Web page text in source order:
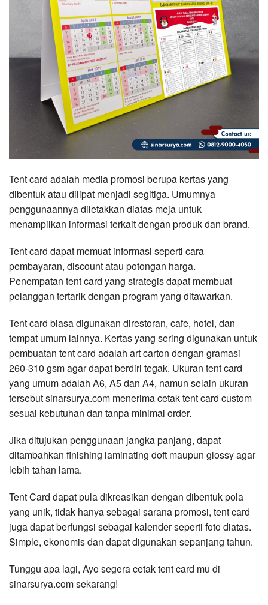
Tent card adalah media promosi berupa kertas yang
dibentuk atau dilipat menjadi segitiga. Umumnya
penggunaannya diletakkan diatas meja untuk
menampilkan informasi terkait dengan produk dan brand.
Tent card dapat memuat informasi seperti cara
pembayaran, discount atau potongan harga.
Penempatan tent card yang strategis dapat membuat
pelanggan tertarik dengan program yang ditawarkan.
Tent card biasa digunakan direstoran, cafe, hotel, dan
tempat umum lainnya. Kertas yang sering digunakan untuk
pembuatan tent card adalah art carton dengan gramasi
260-310 gsm agar dapat berdiri tegak. Ukuran tent card
yang umum adalah A6, A5 dan A4, namun selain ukuran
tersebut sinarsurya.com menerima cetak tent card custom
sesuai kebutuhan dan tanpa minimal order.
Jika ditujukan penggunaan jangka panjang, dapat
ditambahkan finishing laminating doft maupun glossy agar
lebih tahan lama.
Tent Card dapat pula dikreasikan dengan dibentuk pola
yang unik, tidak hanya sebagai sarana promosi, tent card
juga dapat berfungsi sebagai kalender seperti foto diatas.
Simple, ekonomis dan dapat digunakan sepanjang tahun.
Tunggu apa lagi, Ayo segera cetak tent card mu di
sinarsurya.com sekarang!